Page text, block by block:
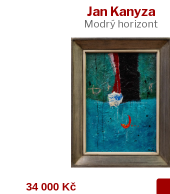
Jan Kanyza
Modrý horizont
34 000 Kč